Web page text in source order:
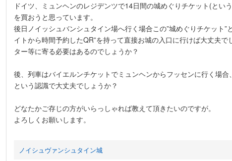
ドイツ、ミュンヘンのレジデンツで14日間の城めぐりチケット(とい
を買おうと思っています。
後日ノイッシュバンシュタイン場へ行く場合この”城めぐりチケット”
イトから時間予約したQR”を持って直接お城の入口に行けば大丈夫
ター等に寄る必要はあるのでしょうか？
後、列車はバイエルンチケットでミュンヘンからフッセンに行く場
という認識で大丈夫でしょうか？
どなたかご存じの方がいらっしゃれば教えて頂きたいのですが。
よろしくお願いします。
ノイシュヴァンシュタイン城